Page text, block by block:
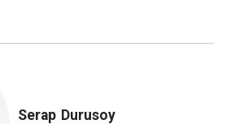
Serap Durusoy